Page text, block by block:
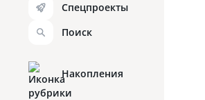
Спецпроекты
Поиск
Накопления